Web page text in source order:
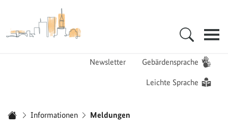
Zur Startseite - BGZ - Bundesamt für Migration und Flüchtlinge
Newsletter
Gebärdensprache
Leichte Sprache
Informationen Meldungen